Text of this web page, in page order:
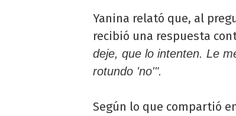
Yanina relató que, al
recibió una respuesta
deje, que lo intenten. Le
rotundo 'no'".
Según lo que compartió